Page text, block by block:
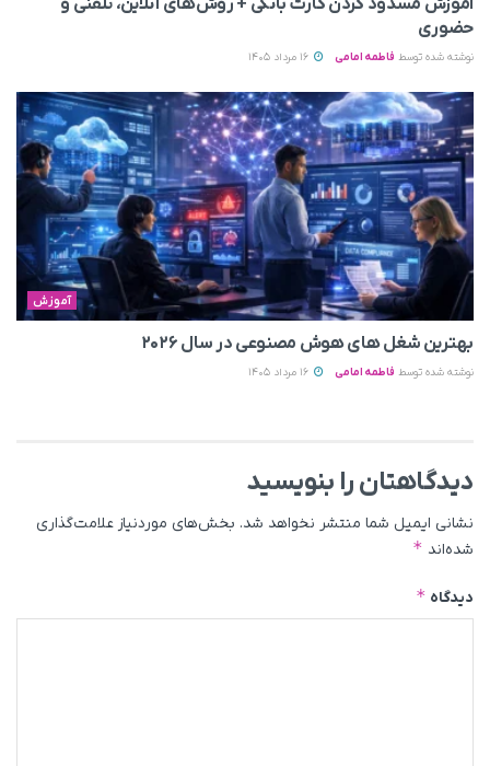
حضوری
نوشته شده توسط فاطمه امامی
آموزش
بهترین شغل های هوش مصنوعی در سال ۲۰۲۶
نوشته شده توسط فاطمه امامی
دیدگاهتان را بنویسید
نشانی ایمیل شما منتشر نخواهد شد. بخش‌های موردنیاز علامت‌گذاری
شده‌اند *
دیدگاه *